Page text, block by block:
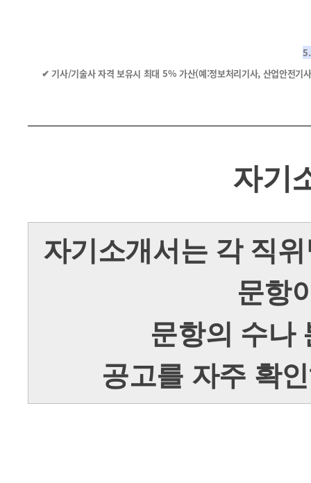
✔ 기사/기술사 자격 보유시 최대 5% 가산(예:정보처리기사, 산업안전기
자기
자기소개서는 각 직
문항
문항의 수나
공고를 자주 확